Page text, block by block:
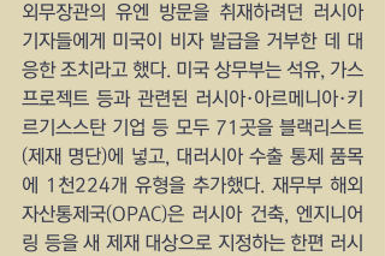
외무장관의 유엔 방문을 취재하려던 러시아
기자들에게 미국이 비자 발급을 거부한 데 대
응한 조치라고 했다. 미국 상무부는 석유, 가스
프로젝트 등과 관련된 러시아·아르메니아·키
르기스스탄 기업 등 모두 71곳을 블랙리스트
(제재 명단)에 넣고, 대러시아 수출 통제 품목
에 1천224개 유형을 추가했다. 재무부 해외
자산통제국(OPAC)은 러시아 건축, 엔지니어
링 등을 새 제재 대상으로 지정하는 한편 러시